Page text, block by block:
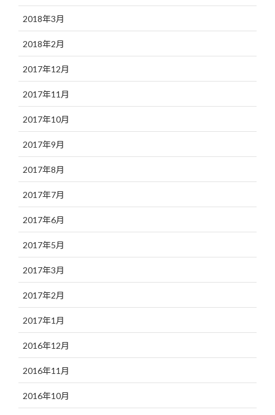
2018年3月
2018年2月
2017年12月
2017年11月
2017年10月
2017年9月
2017年8月
2017年7月
2017年6月
2017年5月
2017年3月
2017年2月
2017年1月
2016年12月
2016年11月
2016年10月